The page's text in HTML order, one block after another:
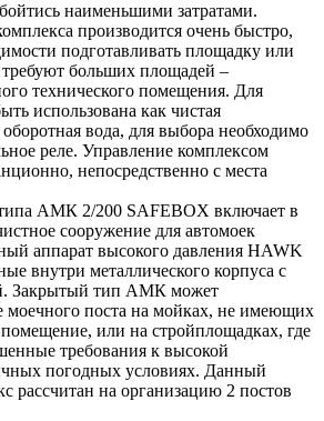
наименьшими затратами.
производится очень быстро,
подготавливать площадку или
больших площадей –
технического помещения. Для
использована как чистая
вода, для выбора необходимо
реле. Управление комплексом
непосредственно с места
АМК 2/200 SAFEBOX включает в
сооружение для автомоек
аппарат высокого давления HAWK
внутри металлического корпуса с
Закрытый тип АМК может
моечного поста на мойках, не имеющих
или на стройплощадках, где
требования к высокой
погодных условиях. Данный
рассчитан на организацию 2 постов